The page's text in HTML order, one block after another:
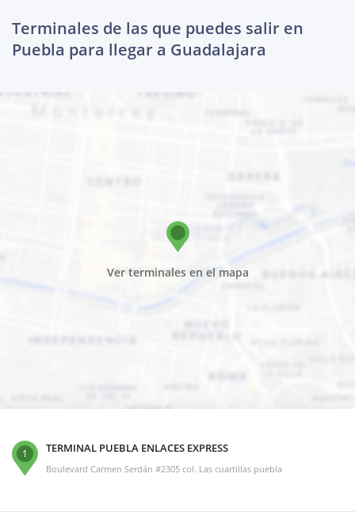
Terminales de las que puedes salir en
Puebla para llegar a Guadalajara
Ver terminales en el mapa
1 TERMINAL PUEBLA ENLACES EXPRESS
Boulevard Carmen Serdán #2305 col. Las cuartillas puebla